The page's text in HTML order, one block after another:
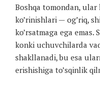
Boshqa tomondan,
ko’rinishlari — og’riq,
ko’rsatmaga ega
konki uchuvchilarda
shakllanadi, bu esa
erishishiga to’sqinlik